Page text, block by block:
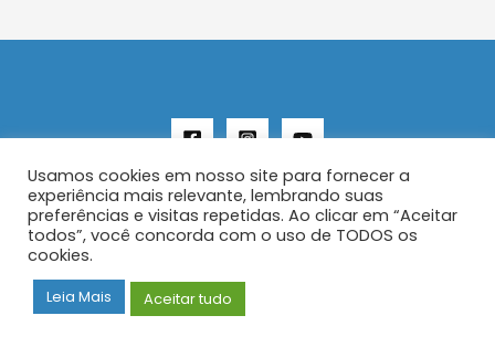
Copyright © 2026 AENFER
Construído por IurySan
Usamos cookies em nosso site para fornecer a
experiência mais relevante, lembrando suas
preferências e visitas repetidas. Ao clicar em “Aceitar
todos”, você concorda com o uso de TODOS os
cookies.
Leia Mais Aceitar tudo